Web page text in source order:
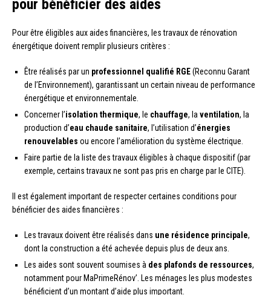
pour bénéficier des aides
Pour être éligibles aux aides financières, les travaux de rénovation
énergétique doivent remplir plusieurs critères :
Être réalisés par un professionnel qualifié RGE(Reconnu Garant
de l’Environnement), garantissant un certain niveau de performance
énergétique et environnementale.
Concerner l’isolation thermique, le chauffage, laventilation, la
production d’eau chaude sanitaire, l’utilisation d’énergies
renouvelables ou encore l’amélioration du système électrique.
Faire partie de la liste des travaux éligibles à chaque dispositif (par
exemple, certains travaux ne sont pas pris en charge par le CITE).
Il est également important de respecter certaines conditions pour
bénéficier des aides financières :
Les travaux doivent être réalisés dans une résidence principale,
dont la construction a été achevée depuis plus de deux ans.
Les aides sont souvent soumises à des plafonds de ressources,
notamment pour MaPrimeRénov’. Les ménages les plus modestes
bénéficient d’un montant d’aide plus important.